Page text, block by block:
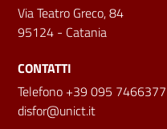
Via Teatro Greco, 84
95124 - Catania
CONTATTI
Telefono +39 095 7466377
disfor@unict.it